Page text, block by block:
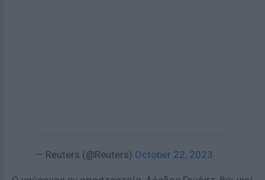
— Reuters (@Reuters) October 22, 2023